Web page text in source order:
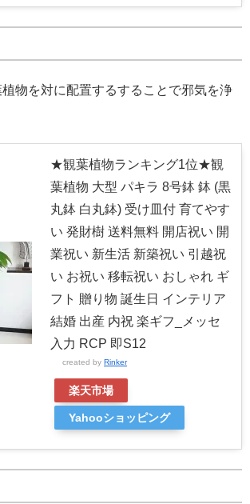
物を対に配置するすることで邪気を浄
★観葉植物ランキング1位★観
葉植物 大型 パキラ 8号鉢 鉢 (黒
丸鉢 白丸鉢) 受け皿付 育てやす
い 発財樹 送料無料 開店祝い 開
業祝い 新生活 新築祝い 引越祝
い お祝い 移転祝い おしゃれ ギ
フト 贈り物 誕生日 インテリア
結婚 出産 内祝 楽ギフ_メッセ
入力 RCP 即S12
created by Rinker
楽天市場
Yahooショッピング